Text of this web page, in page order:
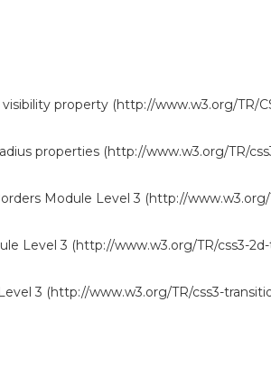
property (http://www.w3.org/TR/
properties (http://www.w3.org/TR/
Module Level 3 (http://
Level 3 (http://www.w3.org/TR/css3-
3 (http://www.w3.org/TR/css3-